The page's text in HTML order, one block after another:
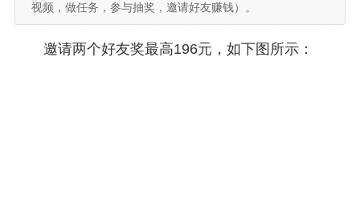
视频，做任务，参与抽奖，邀请好友赚钱）。
邀请两个好友奖最高196元，如下图所示：